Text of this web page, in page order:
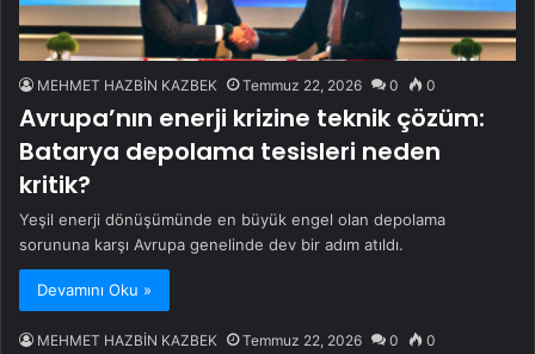
MEHMET HAZBİN KAZBEK Temmuz 22, 2026 0 0
Avrupa’nın enerji krizine teknik çözüm:
Batarya depolama tesisleri neden
kritik?
Yeşil enerji dönüşümünde en büyük engel olan depolama
sorununa karşı Avrupa genelinde dev bir adım atıldı.
Devamını Oku »
MEHMET HAZBİN KAZBEK Temmuz 22, 2026 0 0